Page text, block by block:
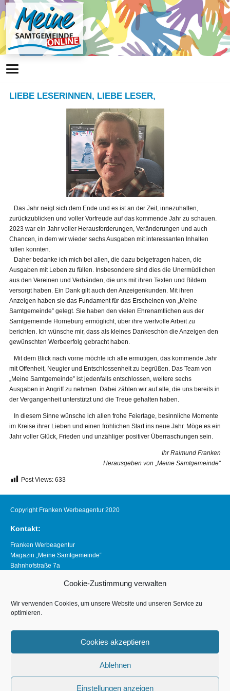
Cookie-Zustimmung verwalten
Wir verwenden Cookies, um unsere Website und unseren Service zu
optimieren.
Cookies akzeptieren
Ablehnen
Einstellungen anzeigen
LIEBE LESERINNEN, LIEBE LESER,
Das Jahr neigt sich dem Ende und es ist an der Zeit, innezuhalten,
zurückzublicken und voller Vorfreude auf das kommende Jahr zu schauen.
2023 war ein Jahr voller Herausforderungen, Veränderungen und auch
Chancen, in dem wir wieder sechs Ausgaben mit interessanten Inhalten
füllen konnten.
Daher bedanke ich mich bei allen, die dazu beigetragen haben, die
Ausgaben mit Leben zu füllen. Insbesondere sind dies die Unermüdlichen
aus den Vereinen und Verbänden, die uns mit ihren Texten und Bildern
versorgt haben. Ein Dank gilt auch den Anzeigenkunden. Mit ihren
Anzeigen haben sie das Fundament für das Erscheinen von „Meine
Samtgemeinde” gelegt. Sie haben den vielen Ehrenamtlichen aus der
Samtgemeinde Horneburg ermöglicht, über ihre wertvolle Arbeit zu
berichten. Ich wünsche mir, dass als kleines Dankeschön die Anzeigen den
gewünschten Werbeerfolg gebracht haben.
Mit dem Blick nach vorne möchte ich alle ermutigen, das kommende Jahr
mit Offenheit, Neugier und Entschlossenheit zu begrüßen. Das Team von
„Meine Samtgemeinde” ist jedenfalls entschlossen, weitere sechs
Ausgaben in Angriff zu nehmen. Dabei zählen wir auf alle, die uns bereits in
der Vergangenheit unterstützt und die Treue gehalten haben.
In diesem Sinne wünsche ich allen frohe Feiertage, besinnliche Momente
im Kreise ihrer Lieben und einen fröhlichen Start ins neue Jahr. Möge es ein
Jahr voller Glück, Frieden und unzähliger positiver Überraschungen sein.
Ihr Raimund Franken
Herausgeben von „Meine Samtgemeinde“
Post Views: 633
Copyright Franken Werbeagentur 2020
Kontakt:
Franken Werbeagentur
Magazin „Meine Samtgemeinde“
Bahnhofstraße 7a
Telefon 04163 8390281
Links:
www.franken-werbeagentur.de